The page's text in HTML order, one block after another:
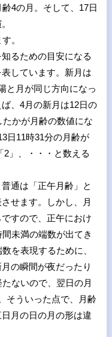
齢4の月。そして、 17日
。
るための目安になる
しています。新月は
と月が同じ方向になっ
、 4月の新月は12日の
かが月齢の数値にな
日11時31分の月齢が
2」、・・・と数える
通は「正午月齢」と
せます。しかし、月
すので、正午におけ
間未満の端数が出てき
を表現するために、
の瞬間が夜だったり
ないので、翌日の月
そういった点で、月齢
月の日の月の形は違